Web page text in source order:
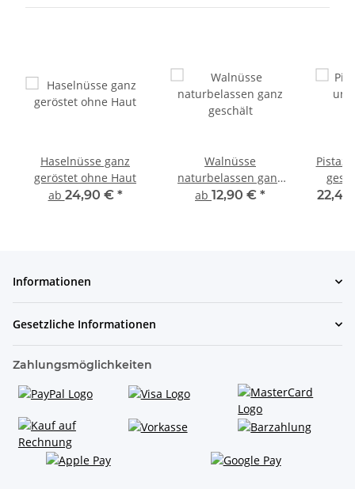
Haselnüsse ganz
geröstet ohne Haut
ab 24,90 € *
Walnüsse
naturbelassen ganz
geschält
ab 12,90 € *
Informationen
Gesetzliche Informationen
Zahlungsmöglichkeiten